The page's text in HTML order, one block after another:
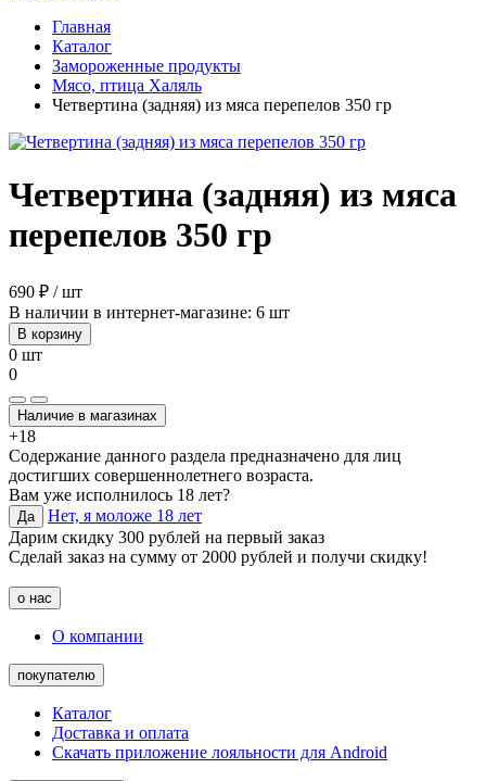
Главная
Каталог
Замороженные продукты
Мясо, птица Халяль
Четвертина (задняя) из мяса перепелов 350 гр
Четвертина (задняя) из мяса
перепелов 350 гр
690 ₽ / шт
В наличии в интернет-магазине: 6 шт
В корзину
0 шт
0
Наличие в магазинах
+18
Содержание данного раздела предназначено для лиц
достигших совершеннолетнего возраста.
Вам уже исполнилось 18 лет?
Да
Нет, я моложе 18 лет
Дарим скидку 300 рублей на первый заказ
Сделай заказ на сумму от 2000 рублей и получи скидку!
о нас
О компании
покупателю
Каталог
Доставка и оплата
Скачать приложение лояльности для Android